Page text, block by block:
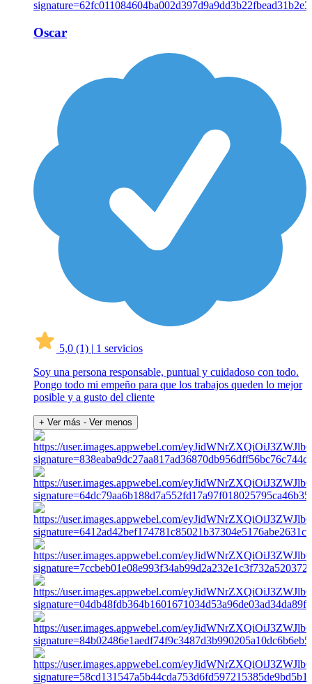
Oscar
5,0 (1) | 1 servicios
Soy una persona responsable, puntual y cuidadoso con todo.
Pongo todo mi empeño para que los trabajos queden lo mejor
posible y a gusto del cliente
+ Ver más - Ver menos